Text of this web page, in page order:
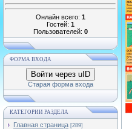
Онлайн всего: 1
Гостей: 1
Пользователей: 0
ФОРМА ВХОДА
Войти через uID
Старая форма входа
КАТЕГОРИИ РАЗДЕЛА
Главная страница [289]